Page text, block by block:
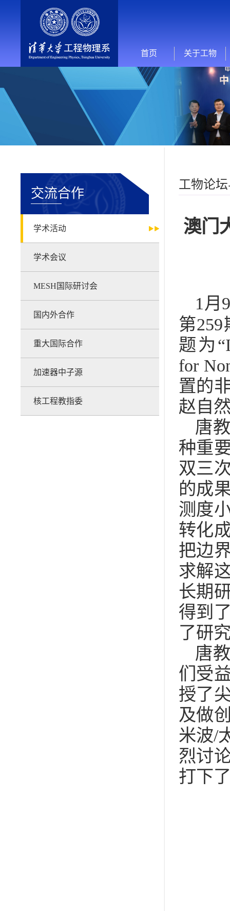
首页 关于工物
交流合作
学术活动
学术会议
MESH国际研讨会
国内外合作
重大国际合作
加速器中子源
核工程教指委
工物论
澳门
1月
第
题为
for
置的
赵自
唐
种重
双三
的成
测度
转化
把边
求解
长期
得到
了研
唐
们受
授了
及做
米波/
烈讨
打下